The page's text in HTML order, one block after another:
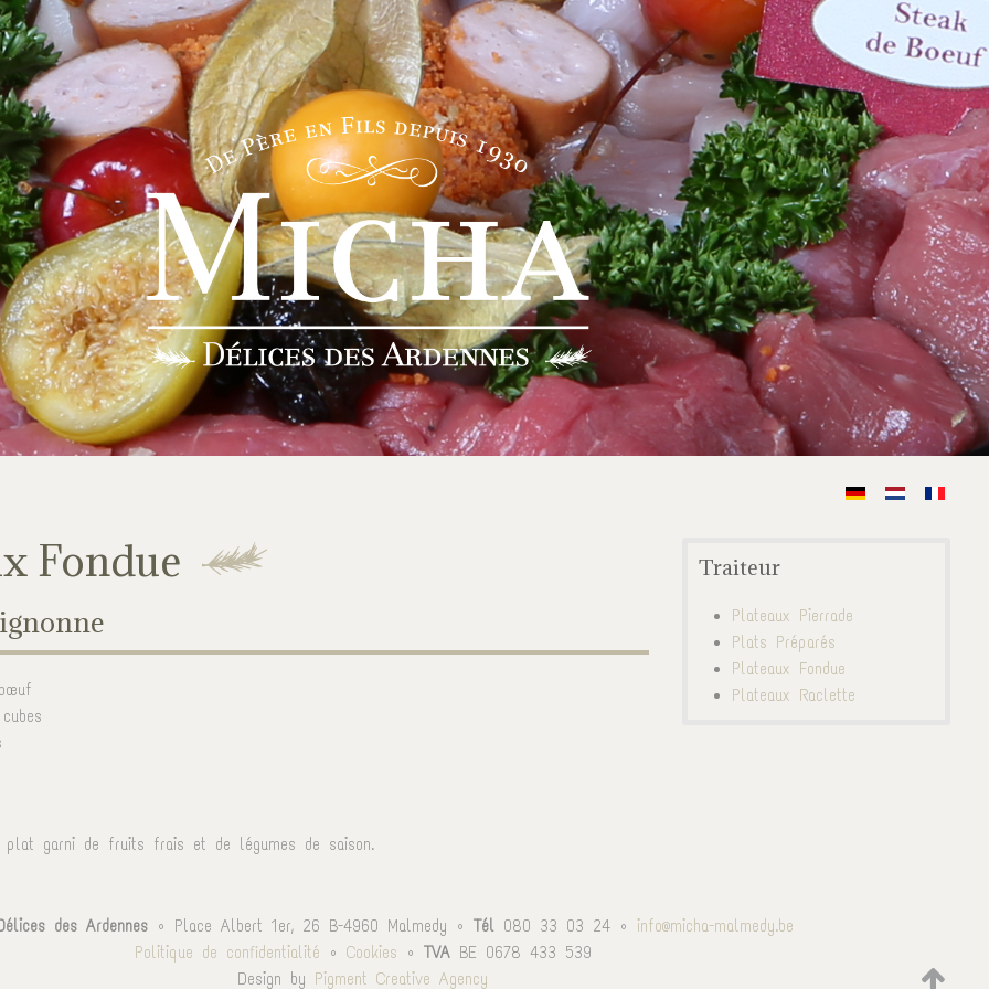
Fondue
plat garni de fruits frais et de légumes de saison.
Traiteur
Plateaux Pierrade
Plats Préparés
Plateaux Fondue
Plateaux Raclette
des Ardennes • Place Albert 1er, 26 B-4960 Malmedy • Tél 080 33 03 24 • info@micha-malmedy.be
Politique de confidentialité • Cookies • TVA BE 0678 433 539
Design by
Pigment Creative Agency